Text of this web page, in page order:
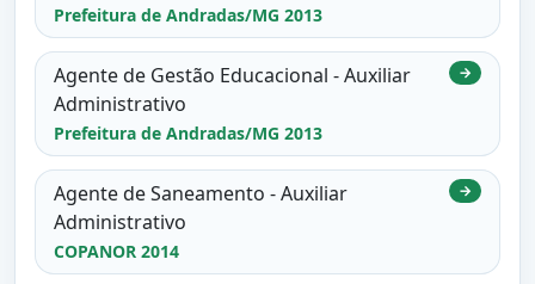
Prefeitura de Andradas/MG 2013
Agente de Gestão Educacional - Auxiliar
Administrativo
Prefeitura de Andradas/MG 2013
→
Agente de Saneamento - Auxiliar
Administrativo
COPANOR 2014
→